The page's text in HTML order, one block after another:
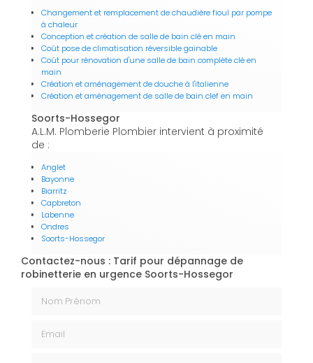
Changement et remplacement de chaudière fioul par pompe
à chaleur
Conception et création de salle de bain clé en main
Coût pose de climatisation réversible gainable
Coût pour rénovation d'une salle de bain complète clé en
main
Création et aménagement de douche à l'italienne
Création et aménagement de salle de bain clef en main
Soorts-Hossegor
A.L.M. Plomberie Plombier intervient à proximité
de :
Anglet
Bayonne
Biarritz
Capbreton
Labenne
Ondres
Soorts-Hossegor
Contactez-nous : Tarif pour dépannage de
robinetterie en urgence Soorts-Hossegor